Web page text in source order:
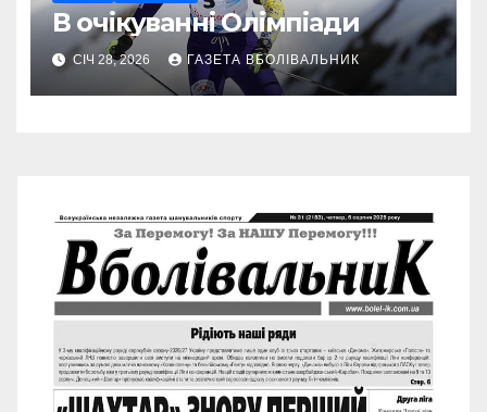
В очікуванні Олімпіади
СІЧ 28, 2026 ГАЗЕТА ВБОЛІВАЛЬНИК